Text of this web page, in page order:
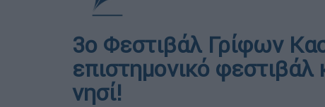
3ο Φεστιβάλ Γρίφων
επιστημονικό
νησί!